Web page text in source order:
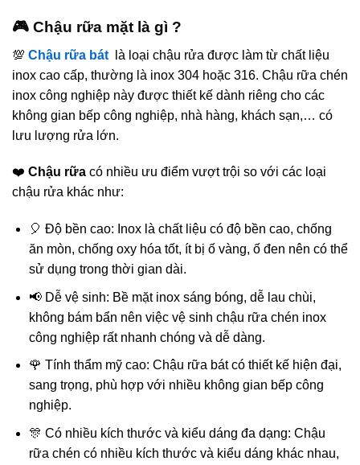
🎮 Chậu rữa mặt là gì ?
💯 Chậu rữa bát là loại chậu rửa được làm từ chất liệu
inox cao cấp, thường là inox 304 hoặc 316. Chậu rữa chén
inox công nghiệp này được thiết kế dành riêng cho các
không gian bếp công nghiệp, nhà hàng, khách sạn,… có
lưu lượng rửa lớn.
❤️ Chậu rữa có nhiều ưu điểm vượt trội so với các loại
chậu rửa khác như:
🎈 Độ bền cao: Inox là chất liệu có độ bền cao, chống
ăn mòn, chống oxy hóa tốt, ít bị ố vàng, ố đen nên có thể
sử dụng trong thời gian dài.
📢 Dễ vệ sinh: Bề mặt inox sáng bóng, dễ lau chùi,
không bám bẩn nên việc vệ sinh chậu rữa chén inox
công nghiệp rất nhanh chóng và dễ dàng.
🌹 Tính thẩm mỹ cao: Chậu rữa bát có thiết kế hiện đại,
sang trọng, phù hợp với nhiều không gian bếp công
nghiệp.
🎊 Có nhiều kích thước và kiểu dáng đa dạng: Chậu
rữa chén có nhiều kích thước và kiểu dáng khác nhau,